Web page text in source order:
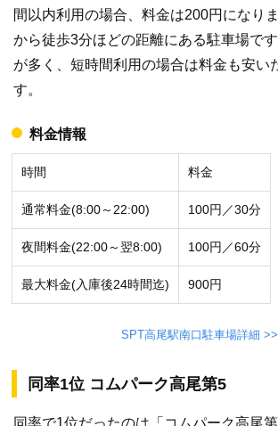
間以内利用の場合、料金は200円になり
から徒歩3分ほどの距離にある駐車場で
が多く、短時間利用の場合は料金も安い
す。
料金情報
時間 料金
通常料金(8:00～22:00) 100円／30分
夜間料金(22:00～翌8:00) 100円／60分
最大料金(入庫後24時間迄) 900円
SPT高尾駅南口駐車場詳細 >>
同率1位 コムパーク高尾第5